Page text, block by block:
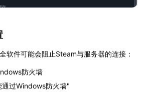
软件可能会阻止Steam与服务器的连接：
防火墙
过Windows防火墙"